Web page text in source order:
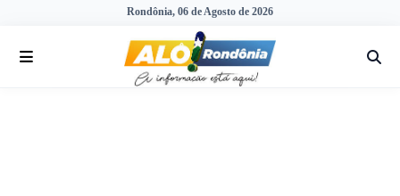
Rondônia, 06 de Agosto de 2026